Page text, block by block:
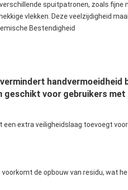
spuitpatronen, zoals fijne
vlekken. Deze veelzijdigheid
Bestendigheid
handvermoeidheid
geschikt voor gebruikers met
een extra veiligheidslaag toevoegt voor
de opbouw van residu, wat